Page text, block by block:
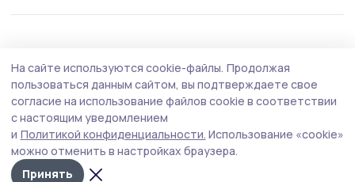
Лагерь «Спутник» реконструируют в
Мичуринском округе
В мичуринском детском оздоровительном лагере
грядут перемены.
На сайте используются cookie-файлы. Продолжая
пользоваться данным сайтом, вы подтверждаете свое
согласие на использование файлов cookie в соответствии
с настоящим уведомлением
и Политикой конфиденциальности. Использование «cookie»
можно отменить в настройках браузера.
Принять